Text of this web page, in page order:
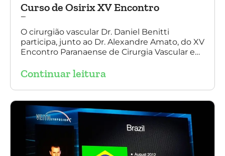
Curso de Osirix XV Encontro
Paranaense
O cirurgião vascular Dr. Daniel Benitti
participa, junto ao Dr. Alexandre Amato, do XV
Encontro Paranaense de Cirurgia Vascular e
Continuar leitura